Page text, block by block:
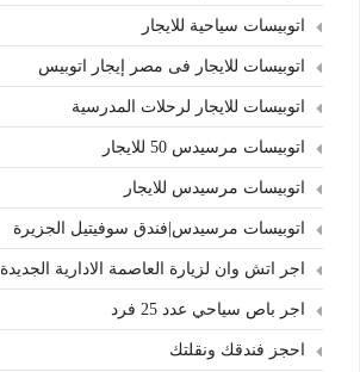
اتوبيسات سياحية للايجار
اتوبيسات للايجار فى مصر إيجار اتوبيس
اتوبيسات للايجار لرحلات المدرسية
اتوبيسات مرسيدس 50 للايجار
اتوبيسات مرسيدس للايجار
اتوبيسات مرسيدس|فندق سوفيتيل الجزيرة
اجر اتش وان لزيارة العاصمة الادارية الجديدة
اجر باص سياحي عدد 25 فرد
احجز فندقك ونقلتك